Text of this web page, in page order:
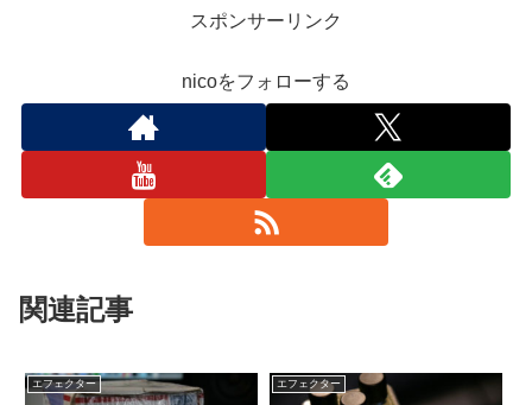
スポンサーリンク
nicoをフォローする
関連記事
エフェクター エフェクター